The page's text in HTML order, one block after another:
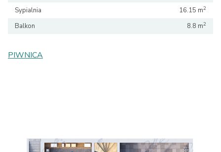
Sypialnia 16.15 m2
Balkon 8.8 m2
PIWNICA